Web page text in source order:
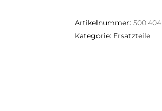
Artikelnummer: 500.404
Kategorie: Ersatzteile